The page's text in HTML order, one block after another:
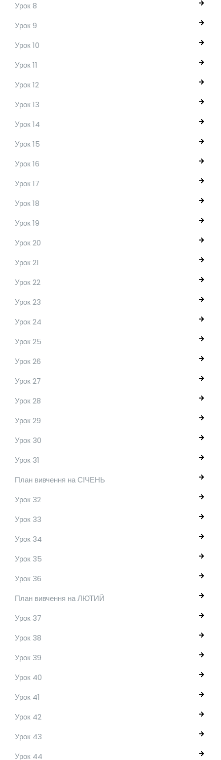
Урок 8
Урок 9
Урок 10
Урок 11
Урок 12
Урок 13
Урок 14
Урок 15
Урок 16
Урок 17
Урок 18
Урок 19
Урок 20
Урок 21
Урок 22
Урок 23
Урок 24
Урок 25
Урок 26
Урок 27
Урок 28
Урок 29
Урок 30
Урок 31
План вивчення на СІЧЕНЬ
Урок 32
Урок 33
Урок 34
Урок 35
Урок 36
План вивчення на ЛЮТИЙ
Урок 37
Урок 38
Урок 39
Урок 40
Урок 41
Урок 42
Урок 43
Урок 44